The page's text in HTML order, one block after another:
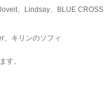
、Lindsay、BLUE CROSS
キリンのソフィ
す。